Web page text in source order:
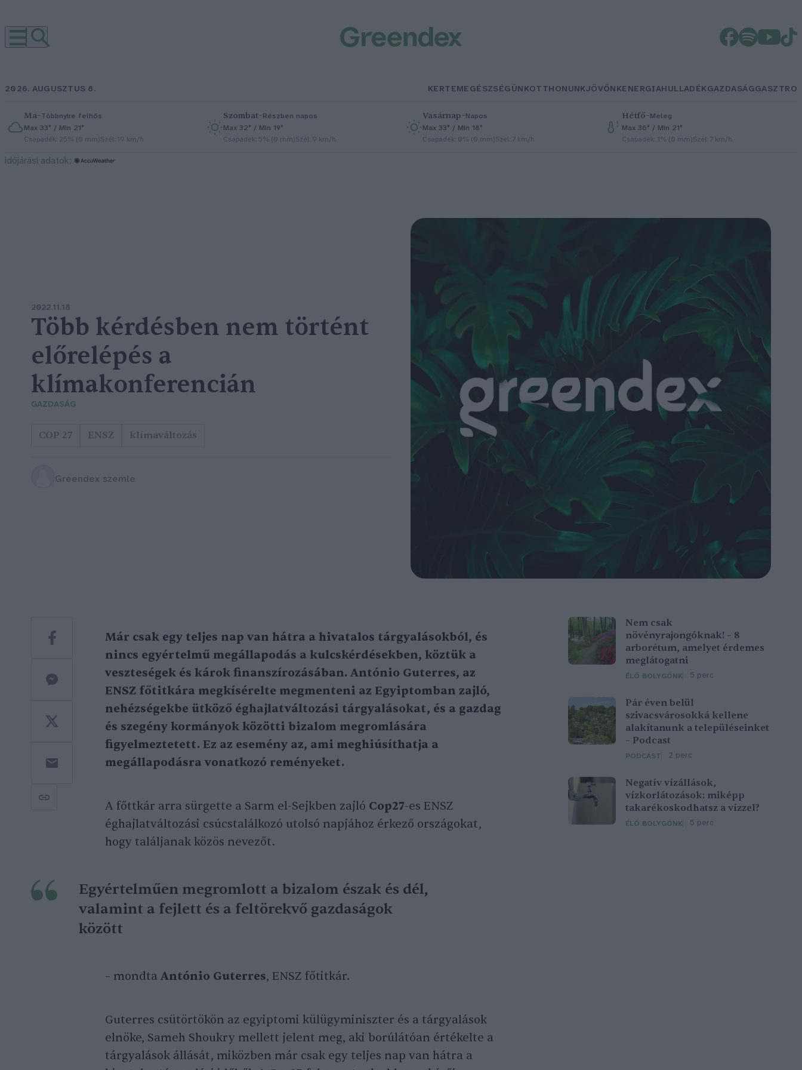
2026. AUGUSZTUS 8. KERTEMEGÉSZSÉGÜNKOTTHONUNKJÖVŐNKENERGIAHULLADÉKGAZDASÁGGASZTRO
Ma–Többnyire felhős
Max 33° / Min 21°
Csapadék: 25% (0 mm)Szél: 19 km/h
Szombat–Részben napos
Max 32° / Min 19°
Csapadék: 5% (0 mm)Szél: 9 km/h
Vasárnap–Napos
Max 33° / Min 18°
Csapadék: 0% (0 mm)Szél: 7 km/h
Hétfő–Meleg
Max 36° / Min 21°
Csapadék: 1% (0 mm)Szél: 7 km/h
időjárási adatok:
2022.11.18
Több kérdésben nem történt
előrelépés a
klímakonferencián
GAZDASÁG
COP 27 ENSZ klímaváltozás
Greendex szemle
Már csak egy teljes nap van hátra a hivatalos tárgyalásokból, és
nincs egyértelmű megállapodás a kulcskérdésekben, köztük a
veszteségek és károk finanszírozásában. António Guterres, az
ENSZ főtitkára megkísérelte megmenteni az Egyiptomban zajló,
nehézségekbe ütköző éghajlatváltozási tárgyalásokat, és a gazdag
és szegény kormányok közötti bizalom megromlására
figyelmeztetett. Ez az esemény az, ami meghiúsíthatja a
megállapodásra vonatkozó reményeket.
A főttkár arra sürgette a Sarm el-Sejkben zajló Cop27-es ENSZ
éghajlatváltozási csúcstalálkozó utolsó napjához érkező országokat,
hogy találjanak közös nevezőt.
Egyértelműen megromlott a bizalom észak és dél,
valamint a fejlett és a feltörekvő gazdaságok
között
– mondta António Guterres, ENSZ főtitkár.
Guterres csütörtökön az egyiptomi külügyminiszter és a tárgyalások
elnöke, Sameh Shoukry mellett jelent meg, aki borúlátóan értékelte a
tárgyalások állását, miközben már csak egy teljes nap van hátra a
Nem csak
növényrajongóknak! – 8
arborétum, amelyet érdemes
meglátogatni
ÉLŐ BOLYGÓNK 5 perc
Pár éven belül
szivacsvárosokká kellene
alakítanunk a településeinket
– Podcast
PODCAST 2 perc
Negatív vízállások,
vízkorlátozások: miképp
takarékoskodhatsz a vízzel?
ÉLŐ BOLYGÓNK 5 perc